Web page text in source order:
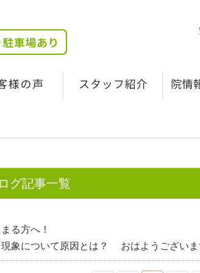
グ記事一覧
る方へ！
現象について原因とは？ おはようござい